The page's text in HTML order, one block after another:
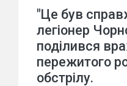
"Це був
легіонер
поділився
пережитого
обстрілу.